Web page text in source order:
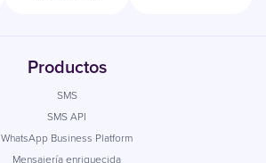
Productos
SMS
SMS API
WhatsApp Business Platform
Mensajería enriquecida